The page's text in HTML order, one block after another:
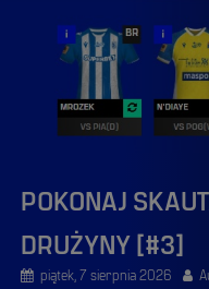
POKONAJ
DRUŻYNY [#3]
piątek, 7 sierpnia 2026
treści marketingowe
dopasowane do jego
DOSTOSUJ ZGODY